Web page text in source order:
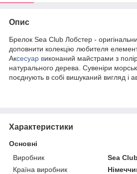
Опис
Брелок Sea Club Лобстер -
доповнити колекцію любителя
Аксесуар виконаний майстрами з
натурального дерева. Сувеніри
поєднують в собі вишуканий вигляд і
Характеристики
Основні
Виробник
Sea Club
Країна виробник